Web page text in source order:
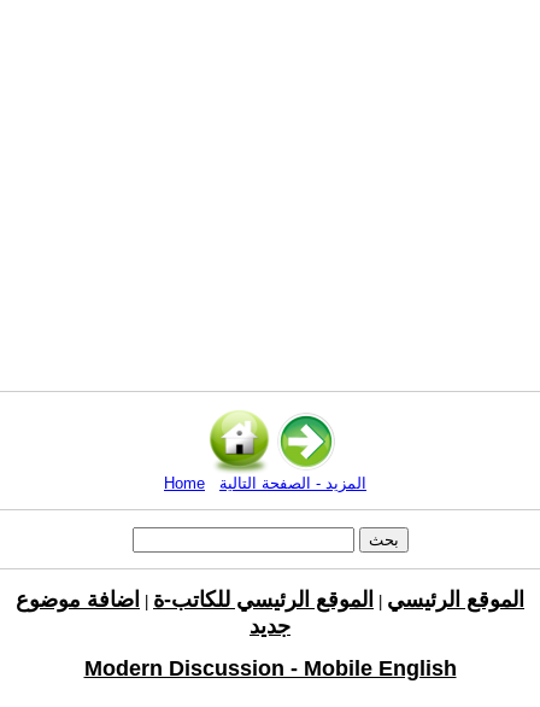
Home المزيد - الصفحة التالية
الموقع الرئيسي الموقع الرئيسي للكاتب-ة
اضافة موضوع
جديد
Modern Discussion - Mobile English